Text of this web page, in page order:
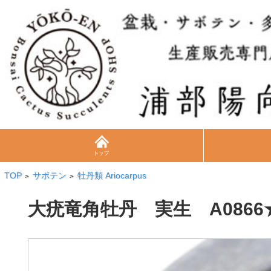
TOP > サボテン > 牡丹類 Ariocarpus
大疣竜角牡丹 実生